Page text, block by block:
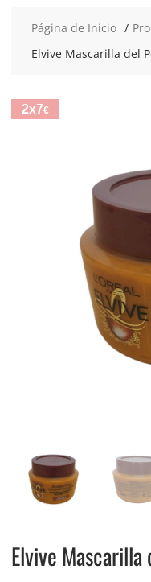
Página de Inicio
Elvive Mascarilla del
2x7€
Elvive